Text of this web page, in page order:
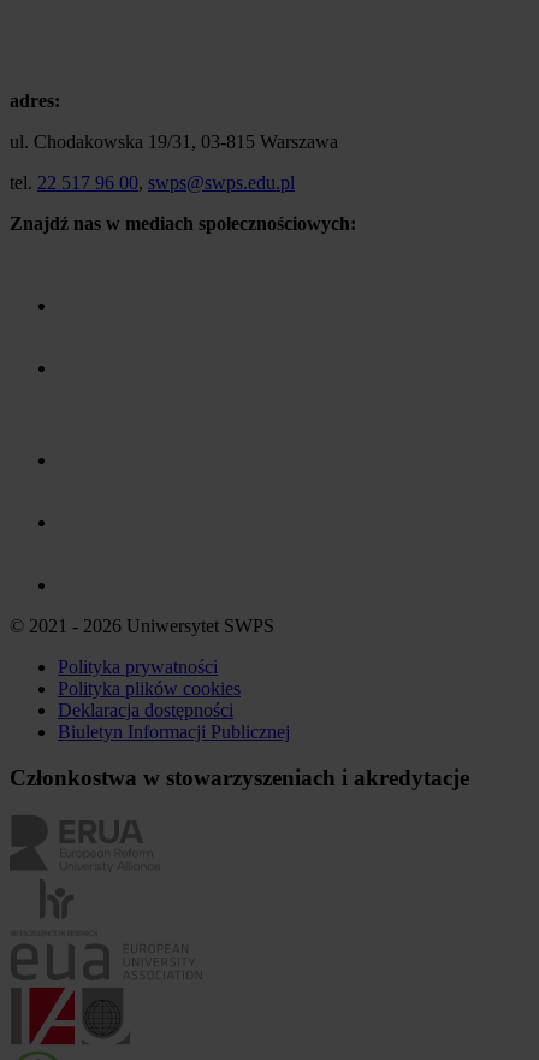
adres:
ul. Chodakowska 19/31, 03-815 Warszawa
tel. 22 517 96 00, swps@swps.edu.pl
Znajdź nas w mediach społecznościowych:
© 2021 - 2026 Uniwersytet SWPS
Polityka prywatności
Polityka plików cookies
Deklaracja dostępności
Biuletyn Informacji Publicznej
Członkostwa w stowarzyszeniach i akredytacje